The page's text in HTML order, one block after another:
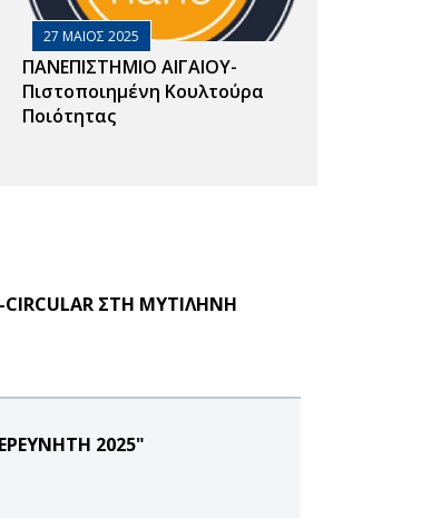
27 ΜΑΙΟΣ 2025
ΠΑΝΕΠΙΣΤΗΜΙΟ ΑΙΓΑΙΟΥ-
Πιστοποιημένη Κουλτούρα
Ποιότητας
ΣΤΗ ΜΥΤΙΛΗΝΗ
2025"